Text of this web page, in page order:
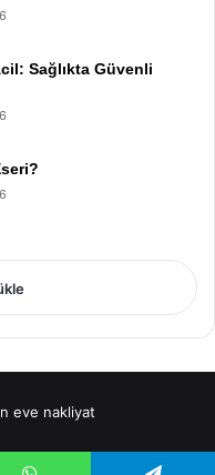
Sağlıkta Güvenli
eve nakliyat